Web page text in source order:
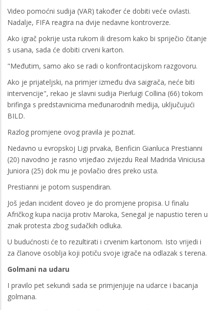
Video pomoćni sudija (VAR) također će dobiti veće ovlasti.
Nadalje, FIFA reagira na dvije nedavne kontroverze.
Ako igrač pokrije usta rukom ili dresom kako bi spriječio čitanje
s usana, sada će dobiti crveni karton.
"Međutim, samo ako se radi o konfrontacijskom razgovoru.
Ako je prijateljski, na primjer između dva saigrača, neće biti
intervencije", rekao je slavni sudija Pierluigi Collina (66) tokom
brifinga s predstavnicima međunarodnih medija, uključujući
BILD.
Razlog promjene ovog pravila je poznat.
Nedavno u evropskoj Ligi prvaka, Benficin Gianluca Prestianni
(20) navodno je rasno vrijeđao zvijezdu Real Madrida Viniciusa
Juniora (25) dok mu je povlačio dres preko usta.
Prestianni je potom suspendiran.
Još jedan incident doveo je do promjene propisa. U finalu
Afričkog kupa nacija protiv Maroka, Senegal je napustio teren u
znak protesta zbog sudačkih odluka.
U budućnosti će to rezultirati i crvenim kartonom. Isto vrijedi i
za članove osoblja koji potiču svoje igrače na odlazak s terena.
Golmani na udaru
I pravilo pet sekundi sada se primjenjuje na udarce i bacanja
golmana.